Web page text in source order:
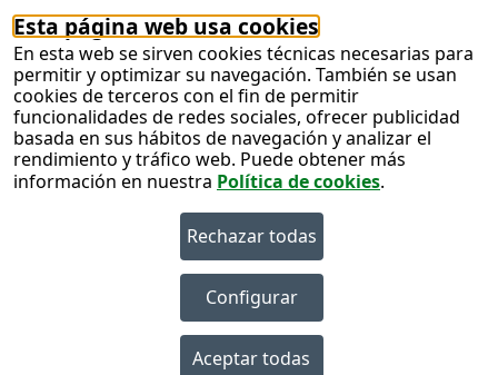
Esta página web usa cookies
En esta web se sirven cookies técnicas necesarias para
permitir y optimizar su navegación. También se usan
cookies de terceros con el fin de permitir
funcionalidades de redes sociales, ofrecer publicidad
basada en sus hábitos de navegación y analizar el
rendimiento y tráfico web. Puede obtener más
información en nuestra Política de cookies.